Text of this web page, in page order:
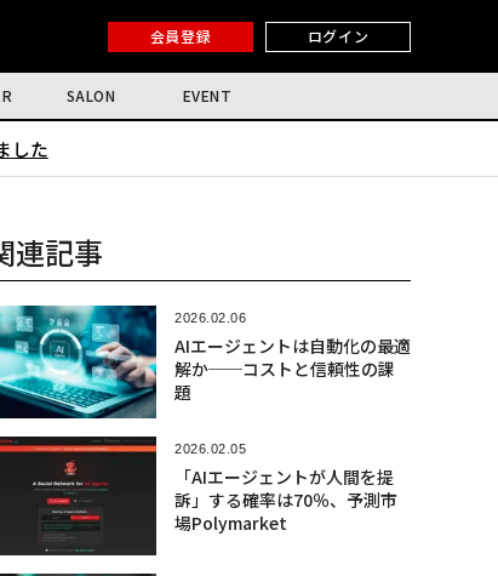
会員登録 ログイン
SALON EVENT
した
連記事
2026.02.06
AIエージェントは自動化の最適
解か──コストと信頼性の課
題
2026.02.05
「AIエージェントが人間を提
訴」する確率は70％、予測市
場Polymarket